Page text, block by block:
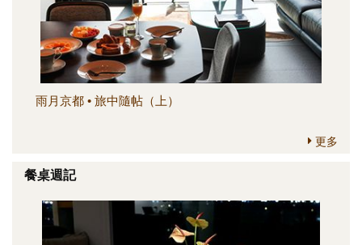
訂閱電子報
雨月京都 • 旅中隨帖（上）
更多
餐桌週記